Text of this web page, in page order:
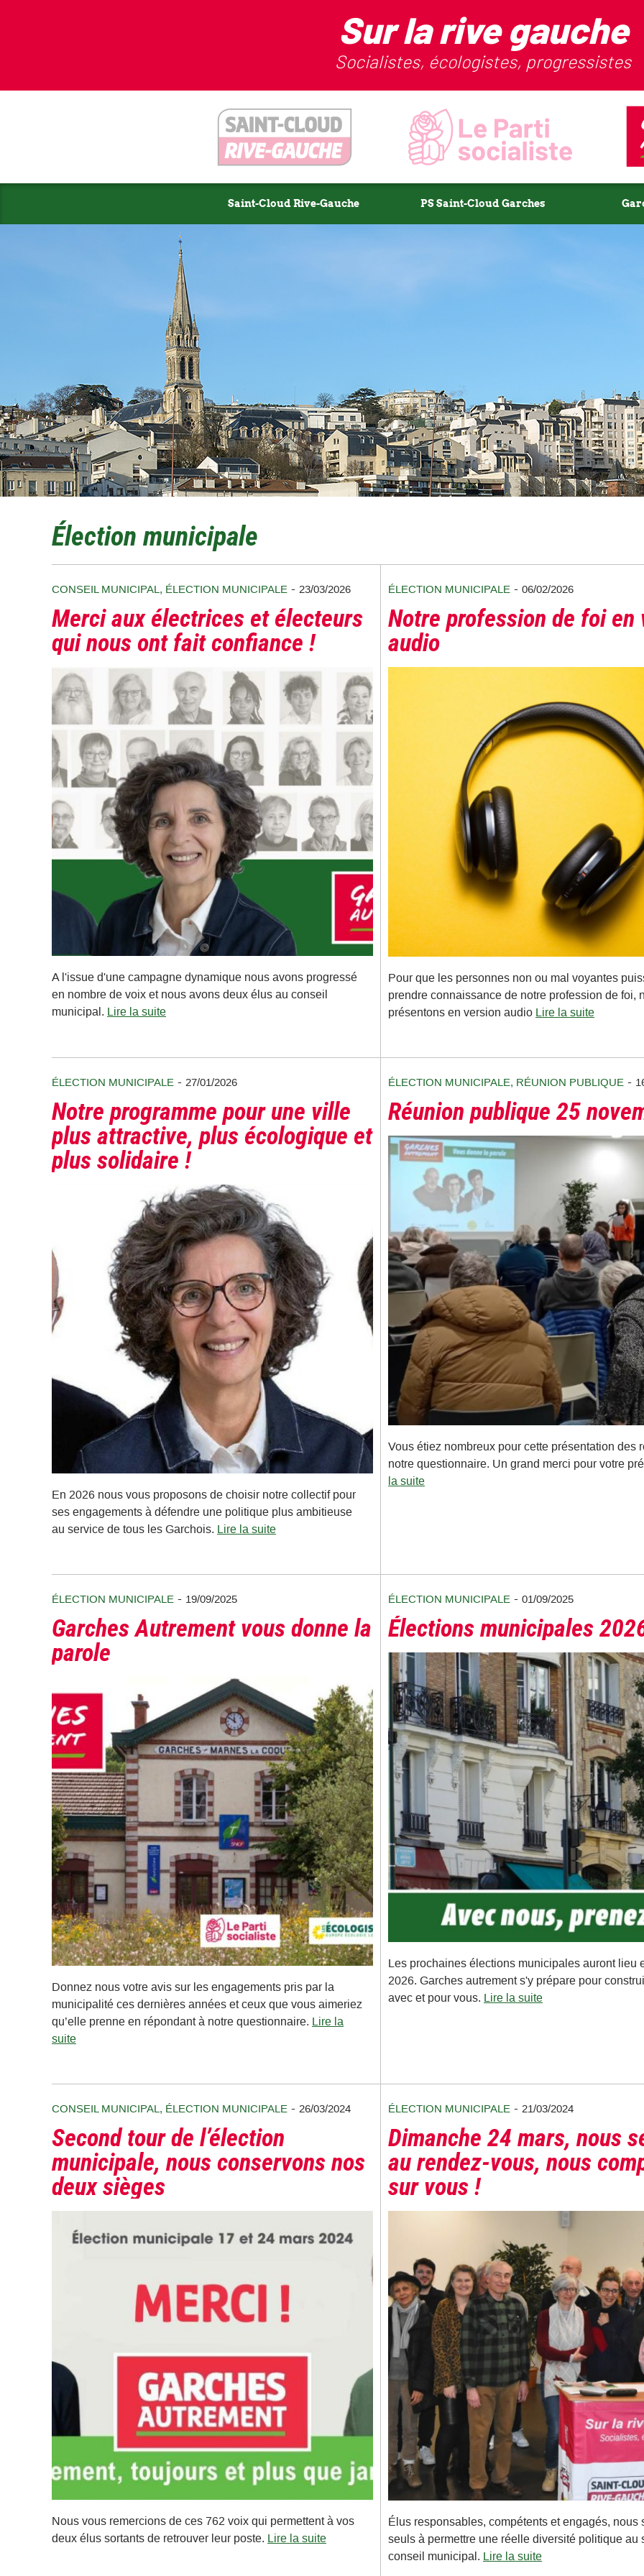
Sur la rive gauche
Socialistes, écologistes, progressistes
Saint-Cloud Rive-Gauche PS Saint-Cloud Garches
Élection municipale
CONSEIL MUNICIPAL , ÉLECTION MUNICIPALE - 23/03/2026
Merci aux électrices et électeurs
qui nous ont fait confiance !
A l'issue d'une campagne dynamique nous avons progressé
en nombre de voix et nous avons deux élus au conseil
municipal. Lire la suite
ÉLECTION MUNICIPALE - 06/02/2026
Notre profession de foi en
audio
Pour que les personnes non ou mal voyantes
prendre connaissance de notre profession de foi,
présentons en version audio Lire la suite
ÉLECTION MUNICIPALE - 27/01/2026
Notre programme pour une ville
plus attractive, plus écologique et
plus solidaire !
En 2026 nous vous proposons de choisir notre collectif pour
ses engagements à défendre une politique plus ambitieuse
au service de tous les Garchois. Lire la suite
ÉLECTION MUNICIPALE, RÉUNION PUBLIQUE -
Réunion publique 25
Vous étiez nombreux pour cette présentation des
notre questionnaire. Un grand merci pour votre
la suite
ÉLECTION MUNICIPALE - 19/09/2025
Garches Autrement vous donne la
parole
Donnez nous votre avis sur les engagements pris par la
municipalité ces dernières années et ceux que vous aimeriez
qu’elle prenne en répondant à notre questionnaire. Lire la
suite
ÉLECTION MUNICIPALE - 01/09/2025
Élections municipales
Les prochaines élections municipales auront lieu
2026. Garches autrement s'y prépare pour
avec et pour vous. Lire la suite
CONSEIL MUNICIPAL , ÉLECTION MUNICIPALE - 26/03/2024
Second tour de l’élection
municipale, nous conservons nos
deux sièges
Nous vous remercions de ces 762 voix qui permettent à vos
deux élus sortants de retrouver leur poste. Lire la suite
ÉLECTION MUNICIPALE - 21/03/2024
Dimanche 24 mars, nous
au rendez-vous, nous
sur vous !
Élus responsables, compétents et engagés, nous
seuls à permettre une réelle diversité politique au
conseil municipal. Lire la suite